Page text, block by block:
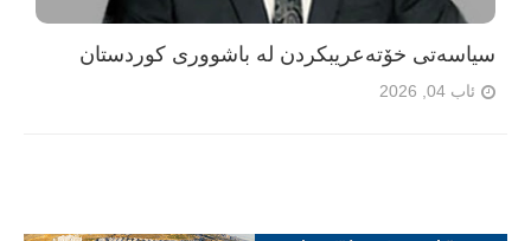
سیاسەتی خۆتەعریبکردن لە باشووری کوردستان
ئاب 04, 2026